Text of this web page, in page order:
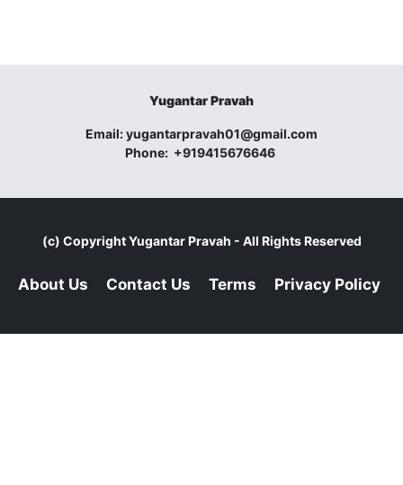
Yugantar Pravah
Email:yugantarpravah01@gmail.com
Phone: +919415676646
(c) CopyrightYugantar Pravah - All Rights Reserved
About Us Contact Us Terms Privacy Policy